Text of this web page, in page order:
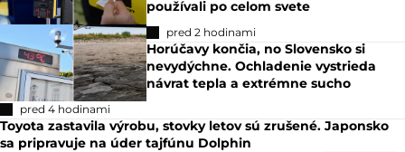
používali po celom svete
pred 2 hodinami
Horúčavy končia, no Slovensko si
nevydýchne. Ochladenie vystrieda
návrat tepla a extrémne sucho
pred 4 hodinami
Toyota zastavila výrobu, stovky letov sú zrušené. Japonsko
sa pripravuje na úder tajfúnu Dolphin